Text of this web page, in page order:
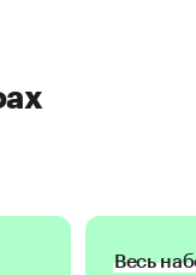
Весь